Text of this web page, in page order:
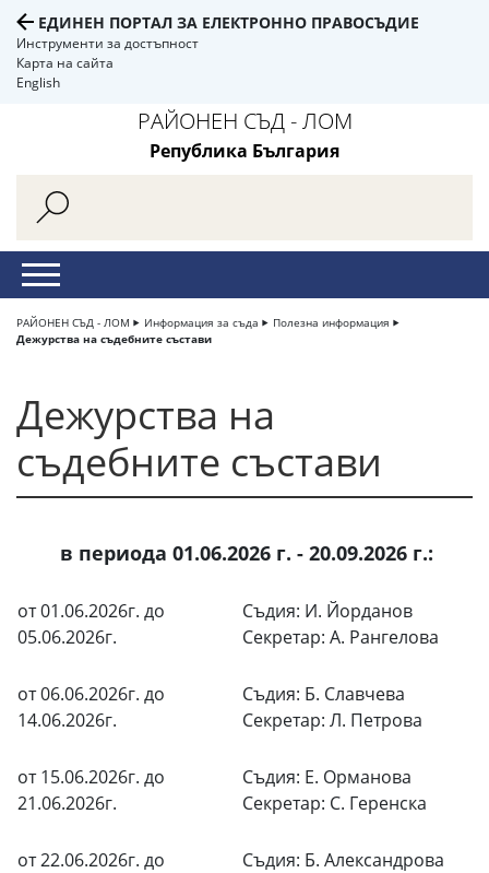
ЕДИНЕН ПОРТАЛ ЗА ЕЛЕКТРОННО ПРАВОСЪДИЕ
Инструменти за достъпност
Карта на сайта
English
РАЙОНЕН СЪД - ЛОМ
Република България
РАЙОНЕН СЪД - ЛОМ Информация за съда
Полезна информация
Дежурства на съдебните състави
Дежурства на
съдебните състави
в периода 01.06.2026 г. - 20.09.2026 г.:
от 01.06.2026г. до
05.06.2026г.
Съдия: И. Йорданов
Секретар: А. Рангелова
от 06.06.2026г. до
14.06.2026г.
Съдия: Б. Славчева
Секретар: Л. Петрова
от 15.06.2026г. до
21.06.2026г.
Съдия: Е. Орманова
Секретар: С. Геренска
от 22.06.2026г. до
Съдия: Б. Александрова